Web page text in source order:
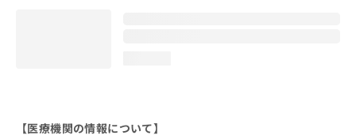
【医療機関の情報について】